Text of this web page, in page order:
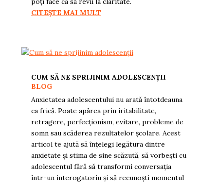
CITEȘTE MAI MULT
CUM SĂ NE SPRIJINIM ADOLESCENȚII
BLOG
Anxietatea adolescentului nu arată întotdeauna
ca frică. Poate apărea prin iritabilitate,
retragere, perfecționism, evitare, probleme de
somn sau scăderea rezultatelor școlare. Acest
articol te ajută să înțelegi legătura dintre
anxietate și stima de sine scăzută, să vorbești cu
adolescentul fără să transformi conversația
într-un interogatoriu și să recunoști momentul